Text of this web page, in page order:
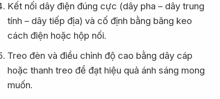
Kết nối dây điện đúng cực (dây pha – dây trung
tính – dây tiếp địa) và cố định bằng băng keo
cách điện hoặc hộp nối.
Treo đèn và điều chỉnh độ cao bằng dây cáp
hoặc thanh treo để đạt hiệu quả ánh sáng mong
muốn.